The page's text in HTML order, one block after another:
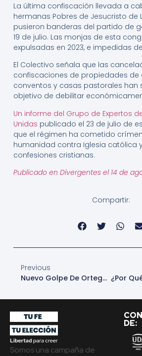
La última confiscación llevada a
hermanas Pobres de Jesucristo de
pusieron banderas del partido de
19 de julio. Las monjas de esta
expulsadas en 2023, e impedidas
El Colectivo señala que las
confiscaciones de propiedades de
conventos y casas pastorales han
objetivo de debilitar
Un informe del Grupo de Expertos
Unidas publicado el 23 de julio de
que el régimen ha cometido
humanidad contra Iglesia católica
confesiones cristianas.
Publicado en Divergentes el 14 de
Compartir:
Previous
Nuevo Golpe De Ortega A La Iglesia: Cancela Cáritas De Matagalpa
Somos una campaña de
DE: